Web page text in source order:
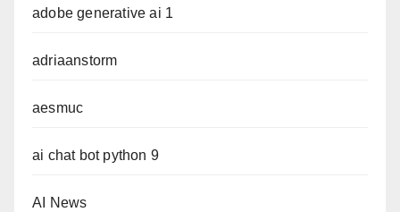
adobe generative ai 1
adriaanstorm
aesmuc
ai chat bot python 9
AI News